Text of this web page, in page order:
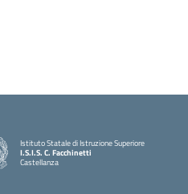
Istituto Statale di Istruzione Superiore
I.S.I.S. C. Facchinetti
Castellanza